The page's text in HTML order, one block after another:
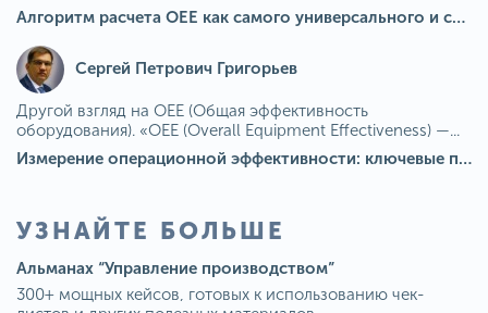
Алгоритм расчета ОЕЕ как самого универсального и современного показателя эффективности оборудования в мире
Сергей Петрович Григорьев
Другой взгляд на OEE (Общая эффективность
оборудования). «OEE (Overall Equipment Effectiveness) —...
Измерение операционной эффективности: ключевые показатели для непрерывного совершенствования
УЗНАЙТЕ БОЛЬШЕ
Альманах “Управление производством”
300+ мощных кейсов, готовых к использованию чек-